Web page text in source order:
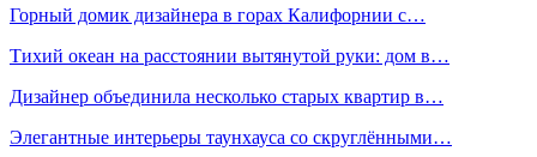
Горный домик дизайнера в горах Калифорнии с…
Тихий океан на расстоянии вытянутой руки: дом в…
Дизайнер объединила несколько старых квартир в…
Элегантные интерьеры таунхауса со скруглёнными…